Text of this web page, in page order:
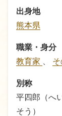
出身地
熊本県
職業・身分
教育家
別称
平四郎（へ
そう）